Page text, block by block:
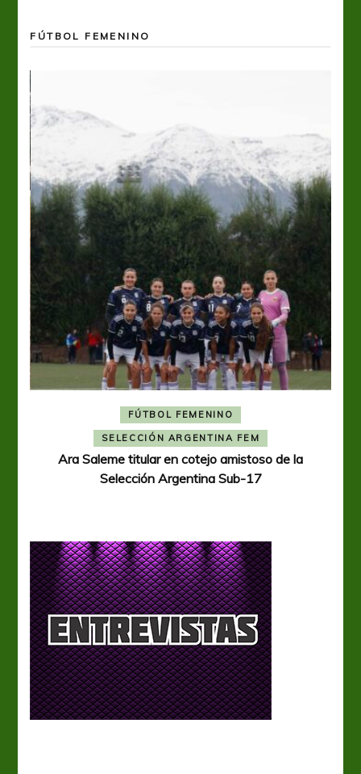
FÚTBOL FEMENINO
FÚTBOL FEMENINO
SELECCIÓN ARGENTINA FEM
Ara Saleme titular en cotejo amistoso de la
Selección Argentina Sub-17